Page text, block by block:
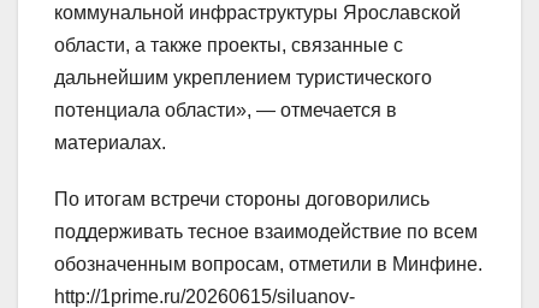
коммунальной инфраструктуры Ярославской
области, а также проекты, связанные с
дальнейшим укреплением туристического
потенциала области», — отмечается в
материалах.
По итогам встречи стороны договорились
поддерживать тесное взаимодействие по всем
обозначенным вопросам, отметили в Минфине.
http://1prime.ru/20260615/siluanov-